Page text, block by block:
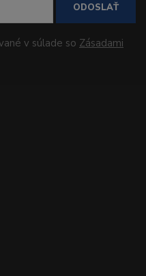
ODOSLAŤ
v súlade so Zásadami